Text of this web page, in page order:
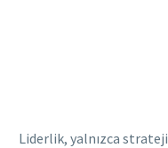
Liderlik, yalnızca